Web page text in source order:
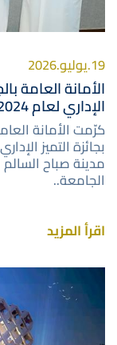
19.يوليو.2026
الأمانة العامة
الإداري لعام 2024
كرّمت الأمانة
مدينة صباح السالم
الجامعة..
اقرأ المزيد